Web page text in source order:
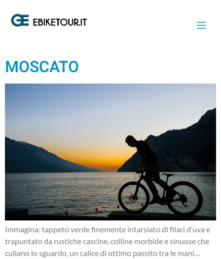
CATEGORIA:
MOSCATO
Immagina: tappeto verde finemente intarsiato di filari d’uva e
trapuntato da rustiche cascine, colline morbide e sinuose che
cullano lo sguardo, un calice di ottimo passito tra le mani…